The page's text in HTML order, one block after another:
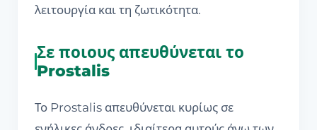
λειτουργία και τη ζωτικότητα.
Σε ποιους απευθύνεται το
Prostalis
Το Prostalis απευθύνεται κυρίως σε